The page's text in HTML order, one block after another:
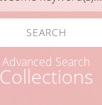
Collections
SEARCH
Advanced Search